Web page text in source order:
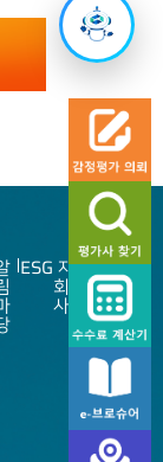
ESG 자
회
사
Sitemap